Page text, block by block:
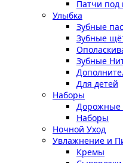
Патчи под
Улыбка
Зубные
Зубные
Зубные
Для детей
Наборы
Дорожные
Наборы
Ночной Уход
Увлажнение и
Кремы